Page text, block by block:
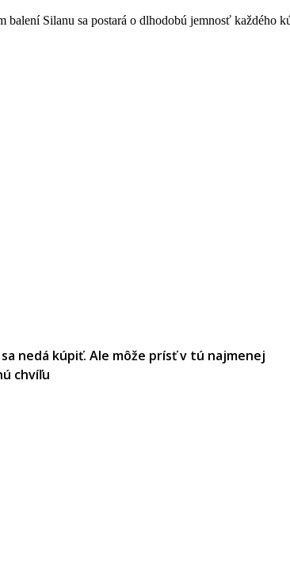
Silanu sa postará o dlhodobú jemnosť každého
sa nedá kúpiť. Ale môže prísť v tú najmenej
chvíľu